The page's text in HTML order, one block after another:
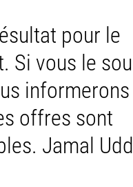
pour le
Si vous le
offres sont
Jamal